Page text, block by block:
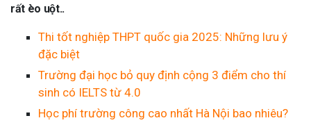
rất èo uột..
Thi tốt nghiệp THPT quốc gia 2025: Những lưu ý
đặc biệt
Trường đại học bỏ quy định cộng 3 điểm cho thí
sinh có IELTS từ 4.0
Học phí trường công cao nhất Hà Nội bao nhiêu?